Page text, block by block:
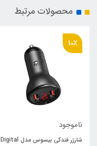
محصولات مرتبط
10٪
ناموجود
شارژر فندکی بیسوس مدل Digital